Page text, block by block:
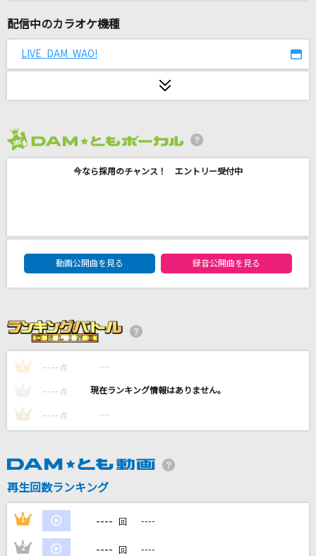
高橋真梨子
思い出せなくなるその日まで
米津玄師
愛くださいませ
ずっと真夜中でいいのに。
旅路
透明
ライラック
Mrs. GREEN APPLE
配信中のカラオケ機種
LIVE DAM WAO!
今なら採用のチャンス！ エントリー受付中
DAM★ともボーカルエントリーランキング
動画公開曲を見る
録音公開曲を見る
1 ---- 点 ----
---- 点 ----
3 ---- 点 ----
再生回数ランキング
1 ---- 回 ----
2 ---- 回 ----